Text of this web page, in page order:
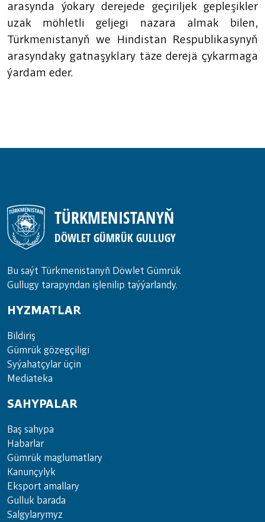
arasynda ýokary derejede geçiriljek gepleşikler
uzak möhletli geljegi nazara almak bilen,
Türkmenistanyň we Hindistan Respublikasynyň
arasyndaky gatnaşyklary täze derejä çykarmaga
ýardam eder.
TÜRKMENISTANYŇ
DÖWLET GÜMRÜK GULLUGY
Bu saýt Türkmenistanyñ Döwlet Gümrük
Gullugy tarapyndan işlenilip taýýarlandy.
HYZMATLAR
Bil­di­riş
Güm­rük gö­zeg­çi­li­gi
Sy­ýa­hat­çy­lar ü­çin
Media­teka
SAHYPALAR
Baş sahypa
Habarlar
Gümrük maglumatlary
Kanunçylyk
Eksport amallary
Gulluk barada
Salgylarymyz